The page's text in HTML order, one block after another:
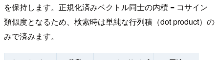
を保持します。正規化済みベクトル同士の内積 = コサイン
類似度となるため、検索時は単純な行列積（dot product）の
みで済みます。